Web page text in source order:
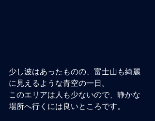
少し波はあったものの、富士山も綺麗
に見えるような青空の一日。
このエリアは人も少ないので、静かな
場所へ行くには良いところです。